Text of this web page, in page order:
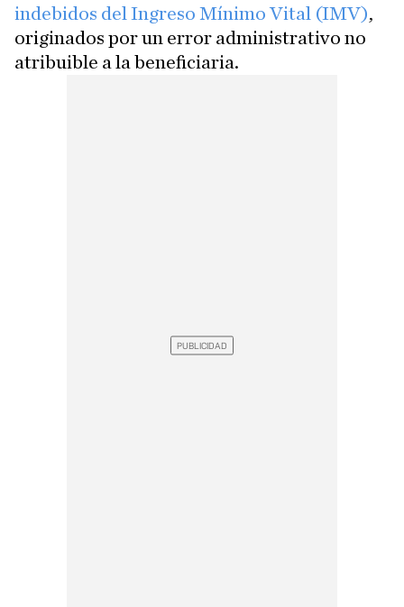
indebidos del Ingreso Mínimo Vital (IMV),
originados por un error administrativo no
atribuible a la beneficiaria.